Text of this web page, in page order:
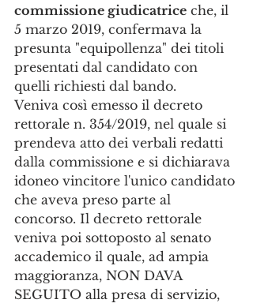
commissione giudicatrice che, il
5 marzo 2019, confermava la
presunta "equipollenza" dei titoli
presentati dal candidato con
quelli richiesti dal bando.
Veniva così emesso il decreto
rettorale n. 354/2019, nel quale si
prendeva atto dei verbali redatti
dalla commissione e si dichiarava
idoneo vincitore l'unico candidato
che aveva preso parte al
concorso. Il decreto rettorale
veniva poi sottoposto al senato
accademico il quale, ad ampia
maggioranza, NON DAVA
SEGUITO alla presa di servizio,